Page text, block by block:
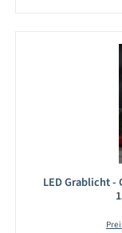
LED Grablicht -